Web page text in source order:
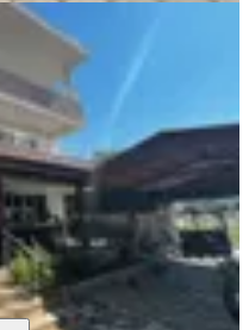
Aydın Nazilli
6+1 Lüks Vil